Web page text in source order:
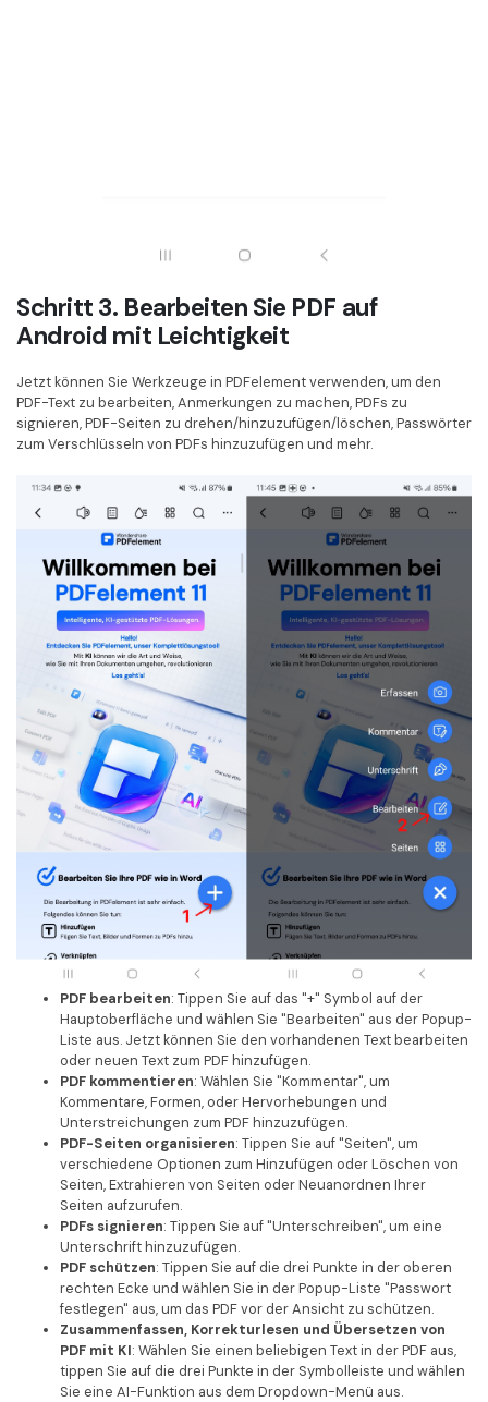
Schritt 3. Bearbeiten Sie PDF auf
Android mit Leichtigkeit
Jetzt können Sie Werkzeuge in PDFelement verwenden, um den
PDF-Text zu bearbeiten, Anmerkungen zu machen, PDFs zu
signieren, PDF-Seiten zu drehen/hinzuzufügen/löschen, Passwörter
zum Verschlüsseln von PDFs hinzuzufügen und mehr.
PDF bearbeiten: Tippen Sie auf das "+" Symbol auf der
Hauptoberfläche und wählen Sie "Bearbeiten" aus der Popup-
Liste aus. Jetzt können Sie den vorhandenen Text bearbeiten
oder neuen Text zum PDF hinzufügen.
PDF kommentieren: Wählen Sie "Kommentar", um
Kommentare, Formen, oder Hervorhebungen und
Unterstreichungen zum PDF hinzuzufügen.
PDF-Seiten organisieren: Tippen Sie auf "Seiten", um
verschiedene Optionen zum Hinzufügen oder Löschen von
Seiten, Extrahieren von Seiten oder Neuanordnen Ihrer
Seiten aufzurufen.
PDFs signieren: Tippen Sie auf "Unterschreiben", um eine
Unterschrift hinzuzufügen.
PDF schützen: Tippen Sie auf die drei Punkte in der oberen
rechten Ecke und wählen Sie in der Popup-Liste "Passwort
festlegen" aus, um das PDF vor der Ansicht zu schützen.
Zusammenfassen, Korrekturlesen und Übersetzen von
PDF mit KI: Wählen Sie einen beliebigen Text in der PDF aus,
tippen Sie auf die drei Punkte in der Symbolleiste und wählen
Sie eine AI-Funktion aus dem Dropdown-Menü aus.